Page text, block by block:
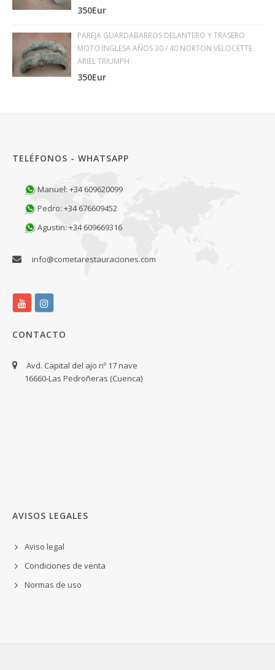
350Eur
PAREJA GUARDABARROS DELANTERO Y TRASERO
MOTO INGLESA AÑOS 30 / 40 NORTON VELOCETTE
ARIEL TRIUMPH
350Eur
TELÉFONOS - WHATSAPP
Manuel: +34 609620099
Pedro: +34 676609452
Agustin: +34 609669316
info@cometarestauraciones.com
CONTACTO
Avd. Capital del ajo nº 17 nave
16660-Las Pedroñeras (Cuenca)
AVISOS LEGALES
Aviso legal
Condiciones de venta
Normas de uso